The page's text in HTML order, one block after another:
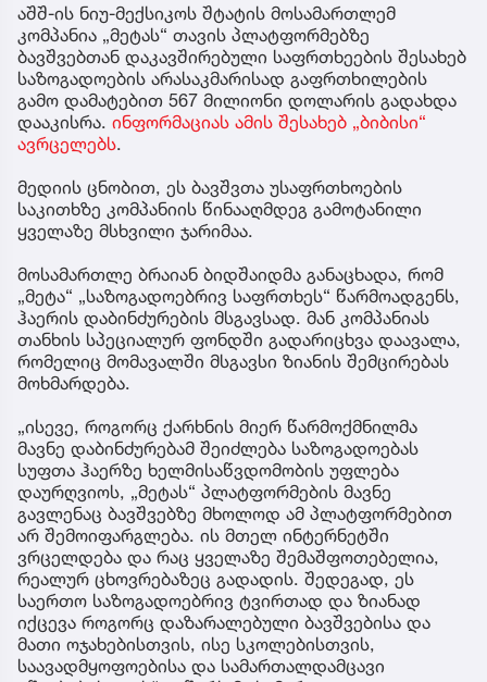
აშშ-ის ნიუ-მექსიკოს შტატის მოსამართლემ
კომპანია „მეტას“ თავის პლატფორმებზე
ბავშვებთან დაკავშირებული საფრთხეების შესახებ
საზოგადოების არასაკმარისად გაფრთხილების
გამო დამატებით 567 მილიონი დოლარის გადახდა
დააკისრა. ინფორმაციას ამის შესახებ „ბიბისი“
ავრცელებს.
მედიის ცნობით, ეს ბავშვთა უსაფრთხოების
საკითხზე კომპანიის წინააღმდეგ გამოტანილი
ყველაზე მსხვილი ჯარიმაა.
მოსამართლე ბრაიან ბიდშაიდმა განაცხადა, რომ
„მეტა“ „საზოგადოებრივ საფრთხეს“ წარმოადგენს,
ჰაერის დაბინძურების მსგავსად. მან კომპანიას
თანხის სპეციალურ ფონდში გადარიცხვა დაავალა,
რომელიც მომავალში მსგავსი ზიანის შემცირებას
მოხმარდება.
„ისევე, როგორც ქარხნის მიერ წარმოქმნილმა
მავნე დაბინძურებამ შეიძლება საზოგადოებას
სუფთა ჰაერზე ხელმისაწვდომობის უფლება
დაურღვიოს, „მეტას“ პლატფორმების მავნე
გავლენაც ბავშვებზე მხოლოდ ამ პლატფორმებით
არ შემოიფარგლება. ის მთელ ინტერნეტში
ვრცელდება და რაც ყველაზე შემაშფოთებელია,
რეალურ ცხოვრებაზეც გადადის. შედეგად, ეს
საერთო საზოგადოებრივ ტვირთად და ზიანად
იქცევა როგორც დაზარალებული ბავშვებისა და
მათი ოჯახებისთვის, ისე სკოლებისთვის,
საავადმყოფოებისა და სამართალდამცავი